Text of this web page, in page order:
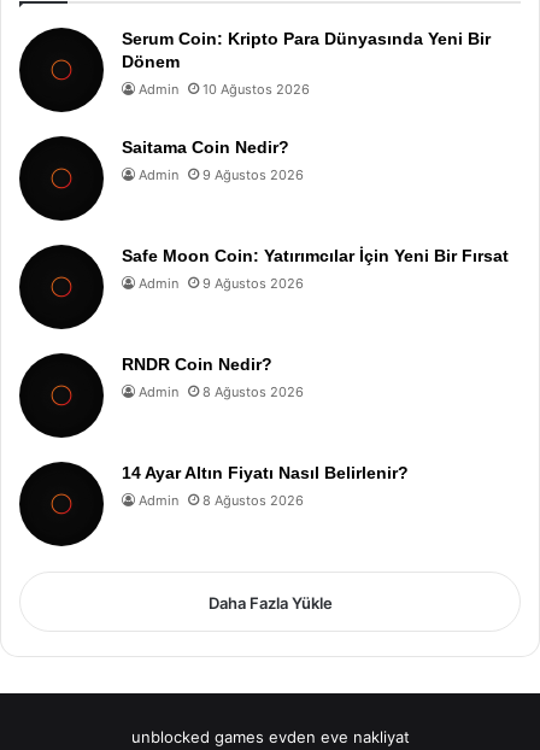
Serum Coin: Kripto Para Dünyasında Yeni Bir
Dönem
Admin 10 Ağustos 2026
Saitama Coin Nedir?
Admin 9 Ağustos 2026
Safe Moon Coin: Yatırımcılar İçin Yeni Bir Fırsat
Admin 9 Ağustos 2026
RNDR Coin Nedir?
Admin 8 Ağustos 2026
14 Ayar Altın Fiyatı Nasıl Belirlenir?
Admin 8 Ağustos 2026
Daha Fazla Yükle
unblocked games evden eve nakliyat